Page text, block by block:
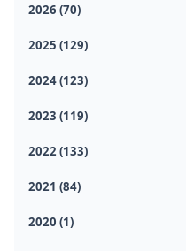
2026 (70)
2025 (129)
2024 (123)
2023 (119)
2022 (133)
2021 (84)
2020 (1)